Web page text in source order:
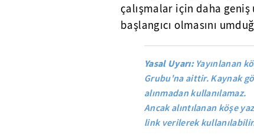
çalışmalar için daha
başlangıcı olmasını
Yasal Uyarı:Yayınlanan
Grubu'na aittir. Kaynak
alınmadan kullanılamaz.
Ancak alıntılanan köşe
link verilerek